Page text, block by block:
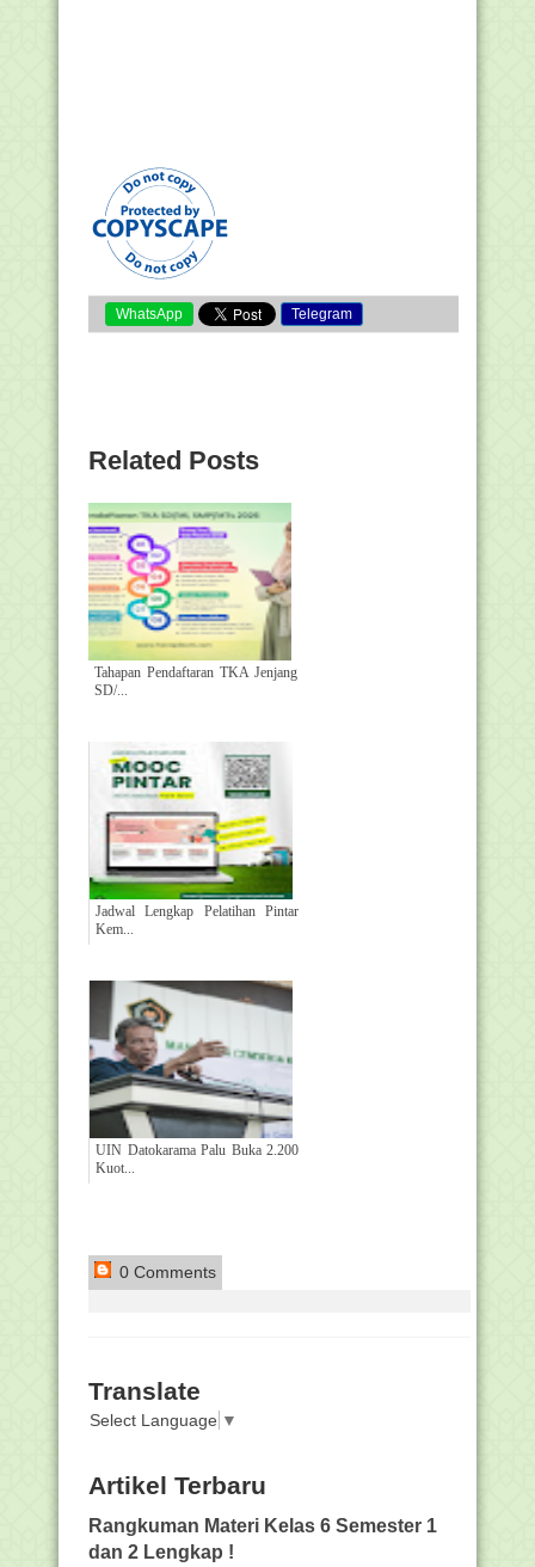
WhatsApp Telegram
Related Posts
Tahapan Pendaftaran TKA Jenjang
SD/...
Jadwal Lengkap Pelatihan Pintar
Kem...
UIN Datokarama Palu Buka 2.200
Kuot...
0 Comments
Translate
Select Language ▼
Artikel Terbaru
Rangkuman Materi Kelas 6 Semester 1
dan 2 Lengkap !